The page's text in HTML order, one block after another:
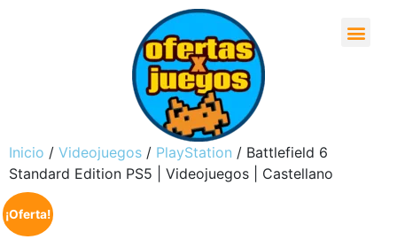
Inicio / Videojuegos / PlayStation / Battlefield 6
Standard Edition PS5 | Videojuegos | Castellano
¡Oferta!